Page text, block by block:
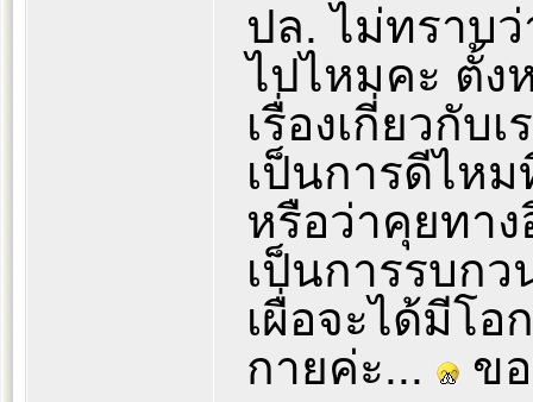
ปล. ไม่ทราบ
ไปไหมคะ ตั้ง
เรื่องเกี่ยวกับ
เป็นการดีไห
หรือว่าคุยทา
เป็นการรบก
เผื่อจะได้มีโ
กายค่ะ...
ขอ